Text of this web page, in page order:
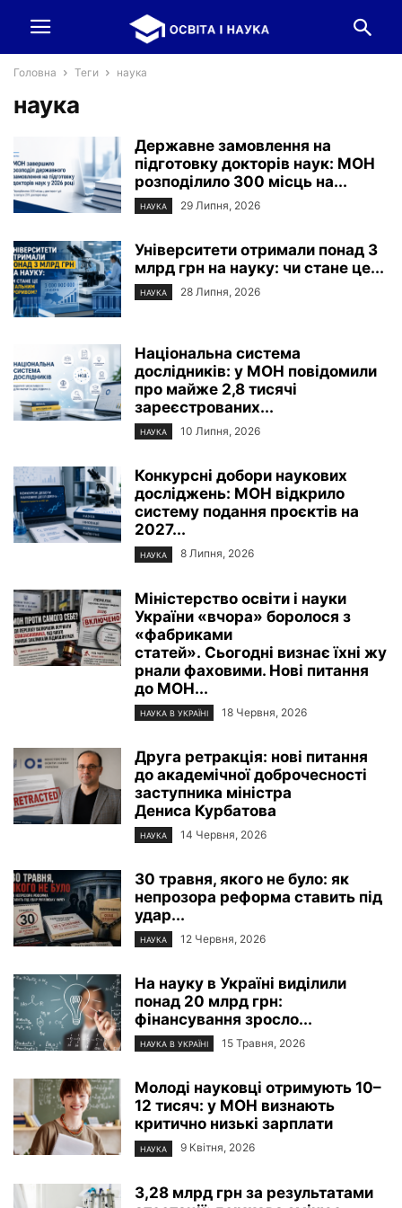
Головна Теги наука
наука
Державне замовлення на
підготовку докторів наук: МОН
розподілило 300 місць на...
НАУКА 29 Липня, 2026
Університети отримали понад 3
млрд грн на науку: чи стане це...
НАУКА 28 Липня, 2026
Національна система
дослідників: у МОН повідомили
про майже 2,8 тисячі
зареєстрованих...
НАУКА 10 Липня, 2026
Конкурсні добори наукових
досліджень: МОН відкрило
систему подання проєктів на
2027...
НАУКА 8 Липня, 2026
Міністерство освіти і науки
України «вчора» боролося з
«фабриками
статей». Сьогодні визнає їхні жу
рнали фаховими. Нові питання
до МОН...
НАУКА В УКРАЇНІ 18 Червня, 2026
Друга ретракція: нові питання
до академічної доброчесності
заступника міністра
Дениса Курбатова
НАУКА 14 Червня, 2026
30 травня, якого не було: як
непрозора реформа ставить під
удар...
НАУКА 12 Червня, 2026
На науку в Україні виділили
понад 20 млрд грн:
фінансування зросло...
НАУКА В УКРАЇНІ 15 Травня, 2026
Молоді науковці отримують 10–
12 тисяч: у МОН визнають
критично низькі зарплати
НАУКА 9 Квітня, 2026
3,28 млрд грн за результатами